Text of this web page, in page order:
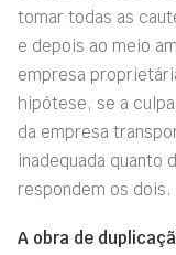
tomar todas as
e depois ao meio
empresa
hipótese, se a
da empresa
inadequada quanto
respondem os dois.
A obra de